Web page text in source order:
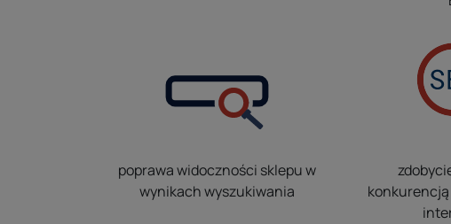
poprawa widoczności sklepu w
wynikach wyszukiwania